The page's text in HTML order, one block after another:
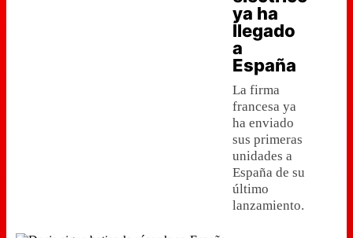
ya ha
llegado
a
España
La firma
francesa ya
ha enviado
sus primeras
unidades a
España de su
último
lanzamiento.